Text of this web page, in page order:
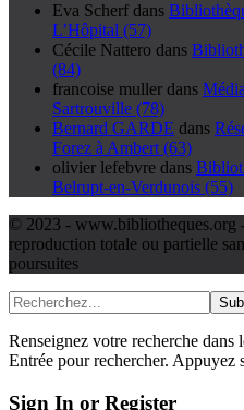
Eva Scherf dans
L’Hôpital (57)
Cécile Nattero dans
(84)
francoise muller dans
Sartrouville (78)
Bernard GARDE dans
Forez à Ambert (63)
olivier lefebvre dans
Belrupt-en-Verdunois (55)
© 2023 - www.bibliotheques.org
reproduction totale ou partielle
poursuites
Renseignez votre recherche dans
Entrée pour rechercher. Appuyez
Sign In or Register